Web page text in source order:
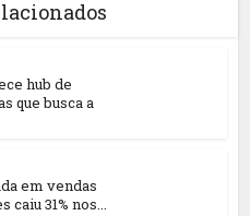
hub de
que busca a
em vendas
caiu 31% nos...